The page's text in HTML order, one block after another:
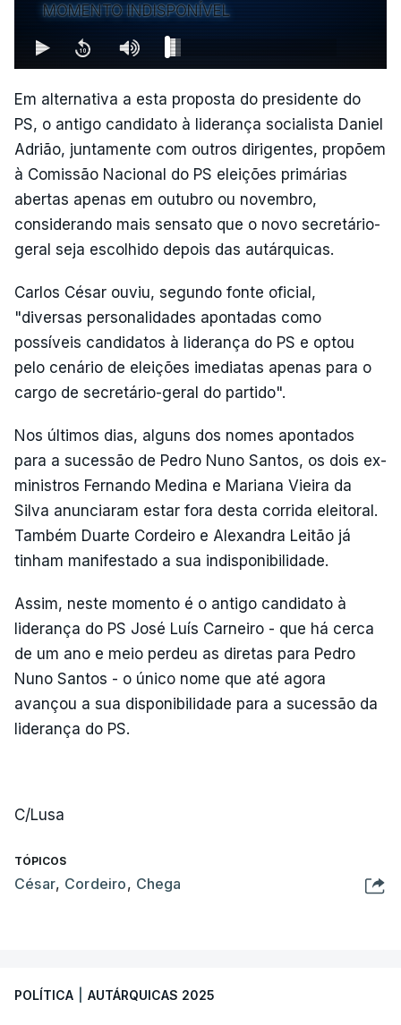
MOMENTO INDISPONÍVEL
Em alternativa a esta proposta do presidente do
PS, o antigo candidato à liderança socialista Daniel
Adrião, juntamente com outros dirigentes, propõem
à Comissão Nacional do PS eleições primárias
abertas apenas em outubro ou novembro,
considerando mais sensato que o novo secretário-
geral seja escolhido depois das autárquicas.
Carlos César ouviu, segundo fonte oficial,
"diversas personalidades apontadas como
possíveis candidatos à liderança do PS e optou
pelo cenário de eleições imediatas apenas para o
cargo de secretário-geral do partido".
Nos últimos dias, alguns dos nomes apontados
para a sucessão de Pedro Nuno Santos, os dois ex-
ministros Fernando Medina e Mariana Vieira da
Silva anunciaram estar fora desta corrida eleitoral.
Também Duarte Cordeiro e Alexandra Leitão já
tinham manifestado a sua indisponibilidade.
Assim, neste momento é o antigo candidato à
liderança do PS José Luís Carneiro - que há cerca
de um ano e meio perdeu as diretas para Pedro
Nuno Santos - o único nome que até agora
avançou a sua disponibilidade para a sucessão da
liderança do PS.
C/Lusa
TÓPICOS
César, Cordeiro, Chega
POLÍTICA AUTÁRQUICAS 2025